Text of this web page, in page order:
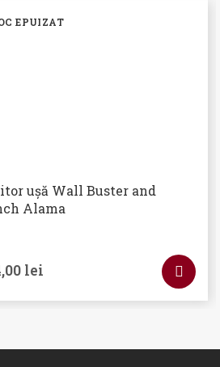
EPUIZAT
ușă Wall Buster and
Alama
lei